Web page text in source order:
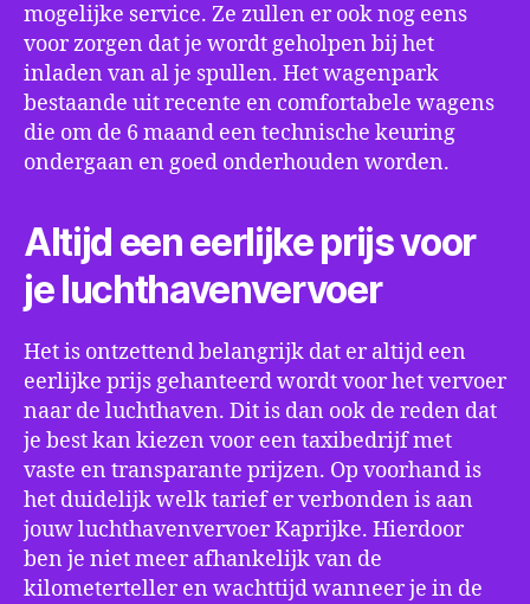
mogelijke service. Ze zullen er ook nog eens
voor zorgen dat je wordt geholpen bij het
inladen van al je spullen. Het wagenpark
bestaande uit recente en comfortabele wagens
die om de 6 maand een technische keuring
ondergaan en goed onderhouden worden.
Altijd een eerlijke prijs voor
je luchthavenvervoer
Het is ontzettend belangrijk dat er altijd een
eerlijke prijs gehanteerd wordt voor het vervoer
naar de luchthaven. Dit is dan ook de reden dat
je best kan kiezen voor een taxibedrijf met
vaste en transparante prijzen. Op voorhand is
het duidelijk welk tarief er verbonden is aan
jouw luchthavenvervoer Kaprijke. Hierdoor
ben je niet meer afhankelijk van de
kilometerteller en wachttijd wanneer je in de